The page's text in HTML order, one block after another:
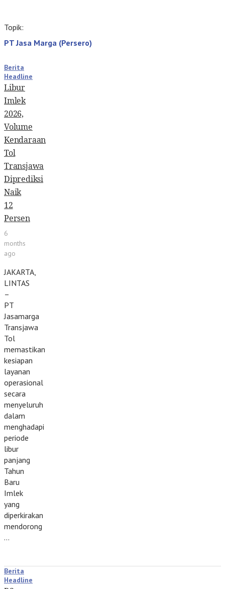
Topik:
PT Jasa Marga (Persero)
Berita
Headline
Libur
Imlek
2026,
Volume
Kendaraan
Tol
Transjawa
Diprediksi
Naik
12
Persen
6
months
ago
JAKARTA,
LINTAS
–
PT
Jasamarga
Transjawa
Tol
memastikan
kesiapan
layanan
operasional
secara
menyeluruh
dalam
menghadapi
periode
libur
panjang
Tahun
Baru
Imlek
yang
diperkirakan
mendorong
…
Berita
Headline